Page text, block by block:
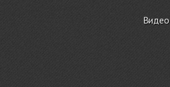
Видео